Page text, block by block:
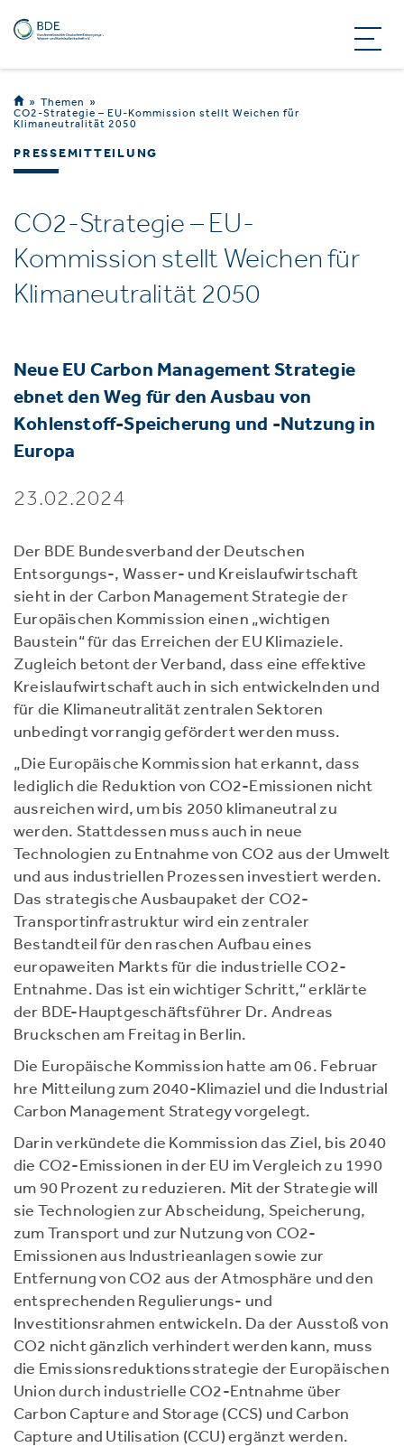
Themen
CO2-Strategie – EU-Kommission stellt Weichen für
Klimaneutralität 2050
PRESSEMITTEILUNG
CO2-Strategie – EU-
Kommission stellt Weichen für
Klimaneutralität 2050
Neue EU Carbon Management Strategie
ebnet den Weg für den Ausbau von
Kohlenstoff-Speicherung und -Nutzung in
Europa
23.02.2024
Der BDE Bundesverband der Deutschen
Entsorgungs-, Wasser- und Kreislaufwirtschaft
sieht in der Carbon Management Strategie der
Europäischen Kommission einen „wichtigen
Baustein“ für das Erreichen der EU Klimaziele.
Zugleich betont der Verband, dass eine effektive
Kreislaufwirtschaft auch in sich entwickelnden und
für die Klimaneutralität zentralen Sektoren
unbedingt vorrangig gefördert werden muss.
„Die Europäische Kommission hat erkannt, dass
lediglich die Reduktion von CO2-Emissionen nicht
ausreichen wird, um bis 2050 klimaneutral zu
werden. Stattdessen muss auch in neue
Technologien zu Entnahme von CO2 aus der Umwelt
und aus industriellen Prozessen investiert werden.
Das strategische Ausbaupaket der CO2-
Transportinfrastruktur wird ein zentraler
Bestandteil für den raschen Aufbau eines
europaweiten Markts für die industrielle CO2-
Entnahme. Das ist ein wichtiger Schritt,“ erklärte
der BDE-Hauptgeschäftsführer Dr. Andreas
Bruckschen am Freitag in Berlin.
Die Europäische Kommission hatte am 06. Februar
hre Mitteilung zum 2040-Klimaziel und die Industrial
Carbon Management Strategy vorgelegt.
Darin verkündete die Kommission das Ziel, bis 2040
die CO2-Emissionen in der EU im Vergleich zu 1990
um 90 Prozent zu reduzieren. Mit der Strategie will
sie Technologien zur Abscheidung, Speicherung,
zum Transport und zur Nutzung von CO2-
Emissionen aus Industrieanlagen sowie zur
Entfernung von CO2 aus der Atmosphäre und den
entsprechenden Regulierungs- und
Investitionsrahmen entwickeln. Da der Ausstoß von
CO2 nicht gänzlich verhindert werden kann, muss
die Emissionsreduktionsstrategie der Europäischen
Union durch industrielle CO2-Entnahme über
Carbon Capture and Storage (CCS) und Carbon
Capture and Utilisation (CCU) ergänzt werden.